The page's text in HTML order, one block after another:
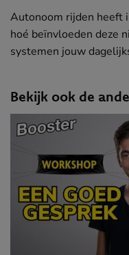
Autonoom rijden heeft
hoé beïnvloeden deze
systemen jouw
Bekijk ook de